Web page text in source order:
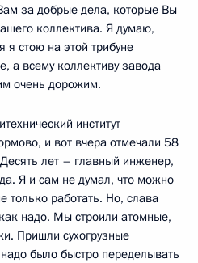
за добрые дела, которые Вы
коллектива. Я думаю,
я стою на этой трибуне
а всему коллективу завода
очень дорожим.
институт
и вот вчера отмечали 58
лет – главный инженер,
Я и сам не думал, что можно
только работать. Но, слава
надо. Мы строили атомные,
Пришли сухогрузные
было быстро переделывать